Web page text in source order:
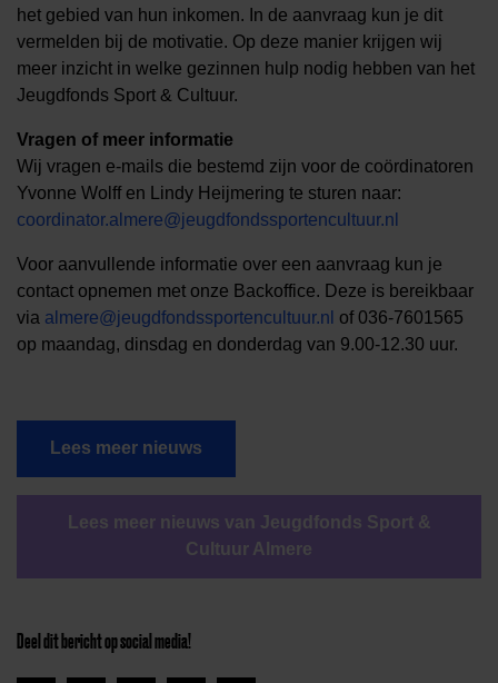
het gebied van hun inkomen. In de aanvraag kun je dit
vermelden bij de motivatie. Op deze manier krijgen wij
meer inzicht in welke gezinnen hulp nodig hebben van het
Jeugdfonds Sport & Cultuur.
Vragen of meer informatie
Wij vragen e-mails die bestemd zijn voor de coördinatoren
Yvonne Wolff en Lindy Heijmering te sturen naar:
coordinator.almere@jeugdfondssportencultuur.nl
Voor aanvullende informatie over een aanvraag kun je
contact opnemen met onze Backoffice. Deze is bereikbaar
via almere@jeugdfondssportencultuur.nl of 036-7601565
op maandag, dinsdag en donderdag van 9.00-12.30 uur.
Lees meer nieuws
Lees meer nieuws van Jeugdfonds Sport &
Cultuur Almere
Deel dit bericht op social media!